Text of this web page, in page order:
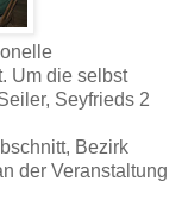
Um die selbst
Seyfrieds 2
Bezirk
der Veranstaltung